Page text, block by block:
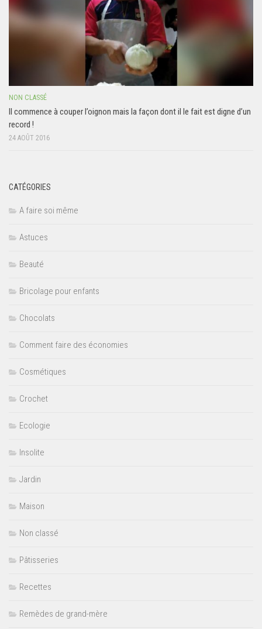
NON CLASSÉ
Il commence à couper l’oignon mais la façon dont il le fait est digne d’un
record !
24 AOÛT 2016
CATÉGORIES
A faire soi même
Astuces
Beauté
Bricolage pour enfants
Chocolats
Comment faire des économies
Cosmétiques
Crochet
Ecologie
Insolite
Jardin
Maison
Non classé
Pâtisseries
Recettes
Remèdes de grand-mère